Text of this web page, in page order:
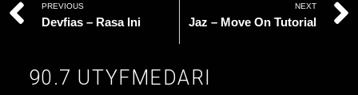
PREVIOUS
Devfias – Rasa Ini
NEXT
Jaz – Move On Tutorial
90.7 UTYFMEDARI